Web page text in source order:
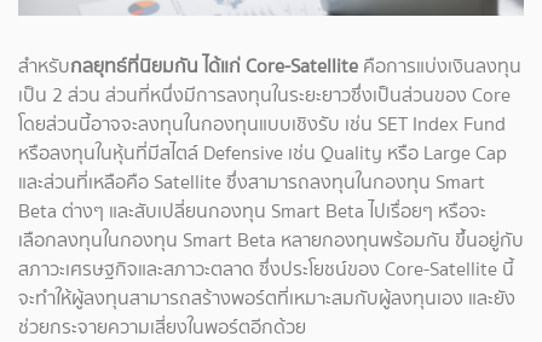
สำหรับกลยุทธ์ที่นิยมกัน ได้แก่ Core-Satellite คือการแบ่งเงินลงทุน
เป็น 2 ส่วน ส่วนที่หนึ่งมีการลงทุนในระยะยาวซึ่งเป็นส่วนของ Core
โดยส่วนนี้อาจจะลงทุนในกองทุนแบบเชิงรับ เช่น SET Index Fund
หรือลงทุนในหุ้นที่มีสไตล์ Defensive เช่น Quality หรือ Large Cap
และส่วนที่เหลือคือ Satellite ซึ่งสามารถลงทุนในกองทุน Smart
Beta ต่างๆ และสับเปลี่ยนกองทุน Smart Beta ไปเรื่อยๆ หรือจะ
เลือกลงทุนในกองทุน Smart Beta หลายกองทุนพร้อมกัน ขึ้นอยู่กับ
สภาวะเศรษฐกิจและสภาวะตลาด ซึ่งประโยชน์ของ Core-Satellite นี้
จะทำให้ผู้ลงทุนสามารถสร้างพอร์ตที่เหมาะสมกับผู้ลงทุนเอง และยัง
ช่วยกระจายความเสี่ยงในพอร์ตอีกด้วย